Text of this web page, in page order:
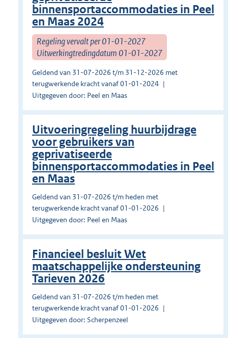
binnensportaccommodaties in Peel
en Maas 2024
Regeling vervalt per 01-01-2027
Uitwerkingtredingdatum 01-01-2027
Geldend van 31-07-2026 t/m 31-12-2026 met
terugwerkende kracht vanaf 01-01-2024
Uitgegeven door: Peel en Maas
Uitvoeringregeling huurbijdrage
voor gebruikers van
geprivatiseerde
binnensportaccommodaties in Peel
en Maas
Geldend van 31-07-2026 t/m heden met
terugwerkende kracht vanaf 01-01-2026
Uitgegeven door: Peel en Maas
Financieel besluit Wet
maatschappelijke ondersteuning
Tarieven 2026
Geldend van 31-07-2026 t/m heden met
terugwerkende kracht vanaf 01-01-2026
Uitgegeven door: Scherpenzeel